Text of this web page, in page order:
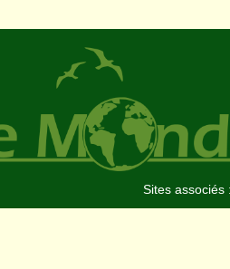
Sites associés :